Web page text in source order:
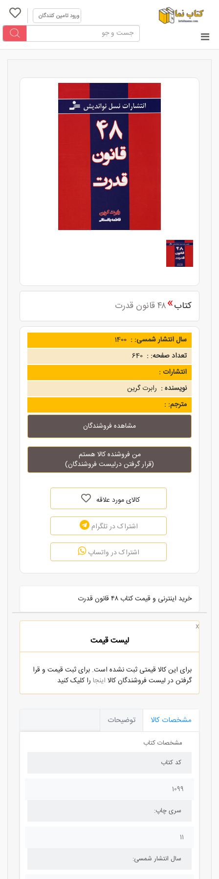
ورود تامین کنندگان
کتاب»۴۸ قانون قدرت
سال انتشار شمسی: : 1400
تعداد صفحه: : 640
انتشارات :
نویسنده : رابرت گرین
مترجم: :
مشاهده فروشندگان
من فروشنده کالا هستم
(قرار گرفتن درلیست فروشندگان)
کالای مورد علاقه
اشتراک در تلگرام
اشتراک در واتساپ
خرید اینترنی و قیمت کتاب ۴۸ قانون قدرت
x
لیست قیمت
برای این کالا قیمتی ثبت نشده است. برای ثبت قیمت و قرا
گرفتن در لیست فروشندگان کالا اینجا را کلیک کنید
مشخصات کالا توضیحات
مشخصات کتاب
کد کتاب
1099
سری چاپ:
11
سال انتشار شمسی: